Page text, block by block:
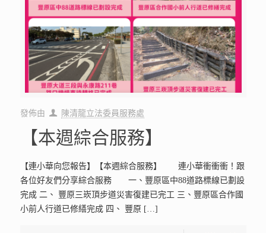
發佈由 陳清龍立法委員服務處
【本週綜合服務】
【連小華向您報告】【本週綜合服務】 連小華衝衝衝！跟
各位好友們分享綜合服務 一、豐原區中88道路標線已劃設
完成 二、 豐原三崁頂步道災害復建已完工 三、豐原區合作國
小前人行道已修繕完成 四、 豐原 […]